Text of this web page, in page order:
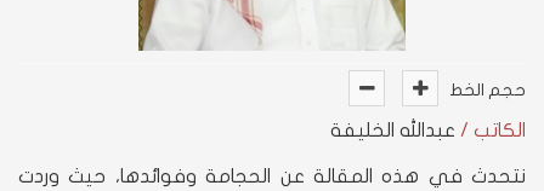
حجم الخط
الكاتب / عبدالله الخليفة
نتحدث في هذه المقالة عن الحجامة وفوائدها، حيث وردت